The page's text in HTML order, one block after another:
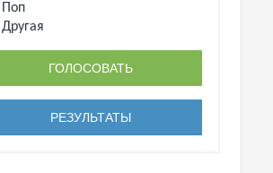
Поп
Другая